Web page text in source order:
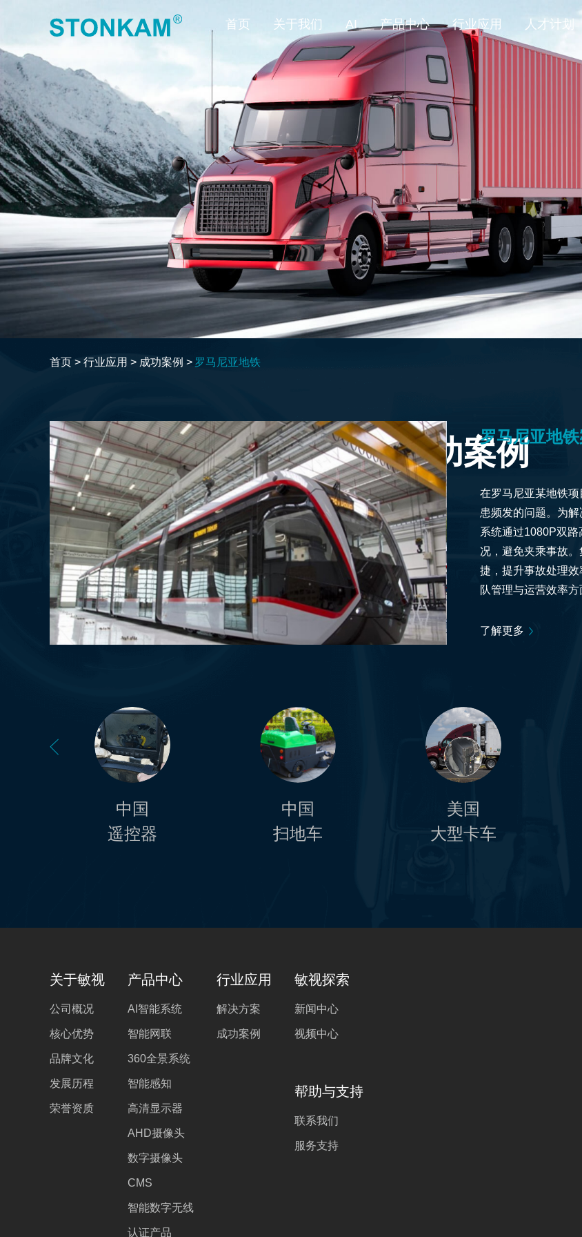
首页 关于我们 AI 产品中心 行业应用 人才计划
成功案例
首页 > 行业应用 > 成功案例 > 罗马尼亚地铁
罗马尼亚地铁
在罗马尼亚某地铁
患频发的问题。为
系统通过1080P双
况，避免夹乘事故
捷，提升事故处理
队管理与运营效率方
了解更多
中国
遥控器
中国
扫地车
美国
大型卡车
关于敏视
公司概况
核心优势
品牌文化
发展历程
荣誉资质
产品中心
AI智能系统
智能网联
360全景系统
智能感知
高清显示器
AHD摄像头
数字摄像头
CMS
智能数字无线
认证产品
行业应用
解决方案
成功案例
敏视探索
新闻中心
视频中心
帮助与支持
联系我们
服务支持